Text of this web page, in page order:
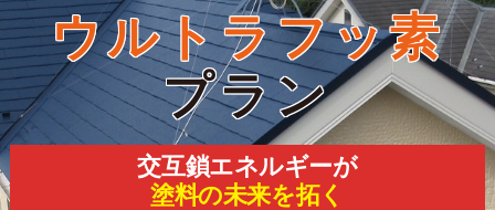
ウルトラフッ素
プラン
交互鎖エネルギーが
塗料の未来を拓く